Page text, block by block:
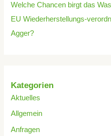
Welche Chancen birgt das
EU Wiederherstellungs-
Agger?
Kategorien
Aktuelles
Allgemein
Anfragen